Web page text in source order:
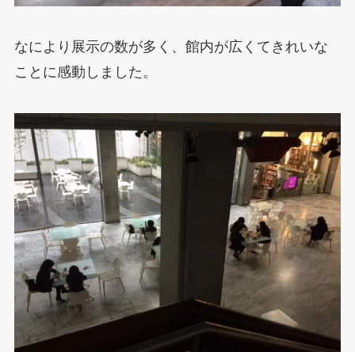
なにより展示の数が多く、館内が広くてきれいな
ことに感動しました。